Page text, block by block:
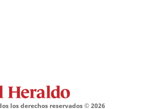
los derechos reservados ©2026